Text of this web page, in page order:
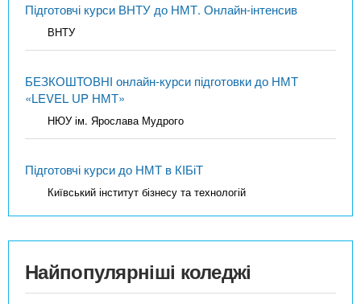
Підготовчі курси ВНТУ до НМТ. Онлайн-інтенсив
ВНТУ
БЕЗКОШТОВНІ онлайн-курси підготовки до НМТ
«LEVEL UP НМТ»
НЮУ ім. Ярослава Мудрого
Підготовчі курси до НМТ в КІБіТ
Київський інститут бізнесу та технологій
Найпопулярніші коледжі